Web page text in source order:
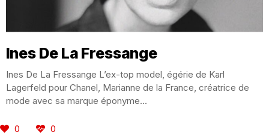
Ines De La Fressange
Ines De La Fressange L’ex-top model, égérie de Karl
Lagerfeld pour Chanel, Marianne de la France, créatrice de
mode avec sa marque éponyme...
0 0